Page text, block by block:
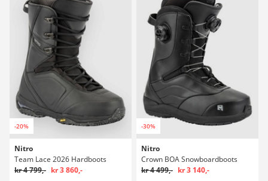
-20%
Nitro
Team Lace 2026 Hardboots
kr 4 799,- kr 3 860,-
-30%
Nitro
Crown BOA Snowboardboots
kr 4 499,- kr 3 140,-